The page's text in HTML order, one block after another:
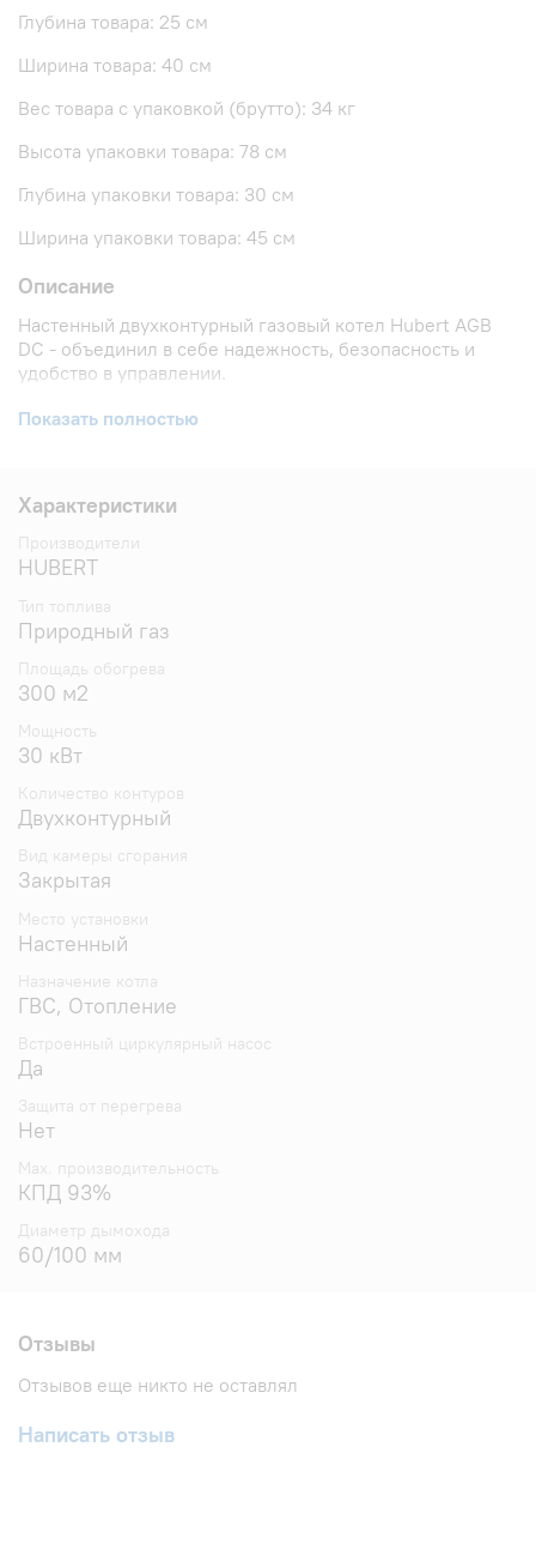
Глубина товара: 25 см
Ширина товара: 40 см
Вес товара с упаковкой (брутто): 34 кг
Высота упаковки товара: 78 см
Глубина упаковки товара: 30 см
Ширина упаковки товара: 45 см
Описание
Настенный двухконтурный газовый котел Hubert AGB
DC - объединил в себе надежность, безопасность и
удобство в управлении.
Основные преимущества газового котла Hubert AGB DC:
образования накипи.
или 25-60 °C (режим теплые полы).
Экономичный расход газа, благодаря
непрерывной электронной модуляции пламени в
режимах отопления и ГВС, а также режимам зима-
Интуитивно понятная панель управления,
обеспечивает абсолютный комфорт управления
котлом.
Гарантия 5 лет.
Показать полностью
Характеристики
Производители
HUBERT
Тип топлива
Природный газ
Площадь обогрева
300 м2
Мощность
30 кВт
Количество контуров
Двухконтурный
Вид камеры сгорания
Закрытая
Место установки
Настенный
Назначение котла
ГВС, Отопление
Встроенный циркулярный насос
Да
Защита от перегрева
Нет
Max. производительность
КПД 93%
Диаметр дымохода
60/100 мм
Отзывы
Отзывов еще никто не оставлял
Написать отзыв